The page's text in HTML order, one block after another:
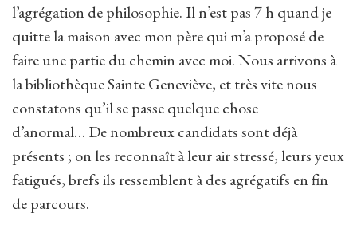
l’agrégation de philosophie. Il n’est pas 7 h quand je
quitte la maison avec mon père qui m’a proposé de
faire une partie du chemin avec moi. Nous arrivons à
la bibliothèque Sainte Geneviève, et très vite nous
constatons qu’il se passe quelque chose
d’anormal… De nombreux candidats sont déjà
présents ; on les reconnaît à leur air stressé, leurs yeux
fatigués, brefs ils ressemblent à des agrégatifs en fin
de parcours.